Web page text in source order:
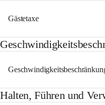
Gästetaxe
Halten, Führen und